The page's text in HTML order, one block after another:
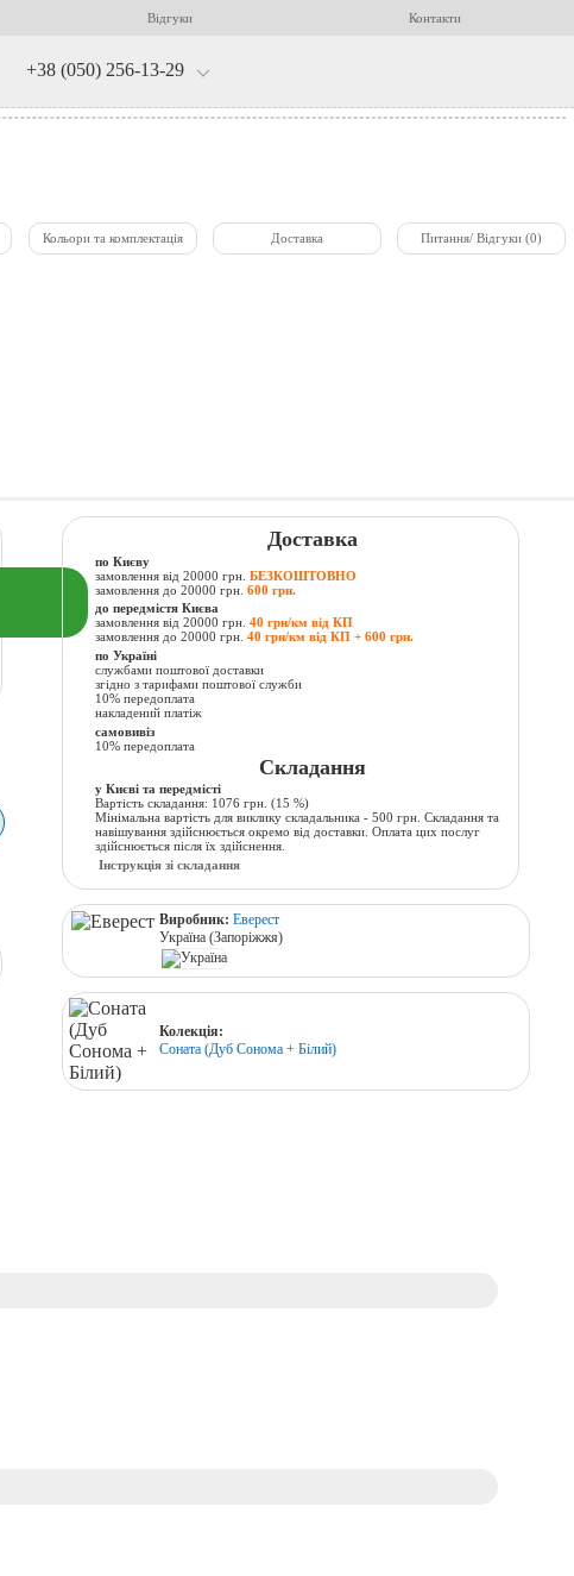
Відгуки Контакти
+38 (050) 256-13-29
Кольори та комплектація Доставка Питання/ Відгуки (0)
Доставка
по Києву
замовлення від 20000 грн. БЕЗКОШТОВНО
замовлення до 20000 грн. 600 грн.
до передмістя Києва
замовлення від 20000 грн. 40 грн/км від КП
замовлення до 20000 грн. 40 грн/км від КП + 600 грн.
по Україні
службами поштової доставки
згідно з тарифами поштової служби
10% передоплата
накладений платіж
самовивіз
10% передоплата
Складання
у Києві та передмісті
Вартість складання: 1076 грн. (15 %)
Мінімальна вартість для виклику складальника - 500 грн. Складання та
навішування здійснюється окремо від доставки. Оплата цих послуг
здійснюється після їх здійснення.
Інструкція зі складання
Виробник: Еверест
Україна (Запоріжжя)
Колекція:
Соната (Дуб Сонома + Білий)